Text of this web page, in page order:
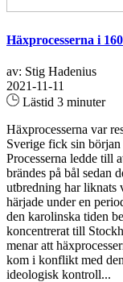
Häxprocesserna i
av: Stig Hadenius
2021-11-11
Lästid 3 minuter
Häxprocesserna var
Sverige fick sin
Processerna ledde till
brändes på bål sedan
utbredning har liknats
härjade under en
den karolinska tiden
koncentrerat till
menar att
kom i konflikt med
ideologisk kontroll...